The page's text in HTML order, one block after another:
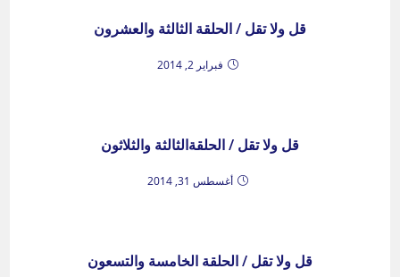
قل ولا تقل / الحلقة الثالثة والعشرون
فبراير 2, 2014
قل ولا تقل / الحلقةالثالثة والثلاثون
أغسطس 31, 2014
قل ولا تقل / الحلقة الخامسة والتسعون